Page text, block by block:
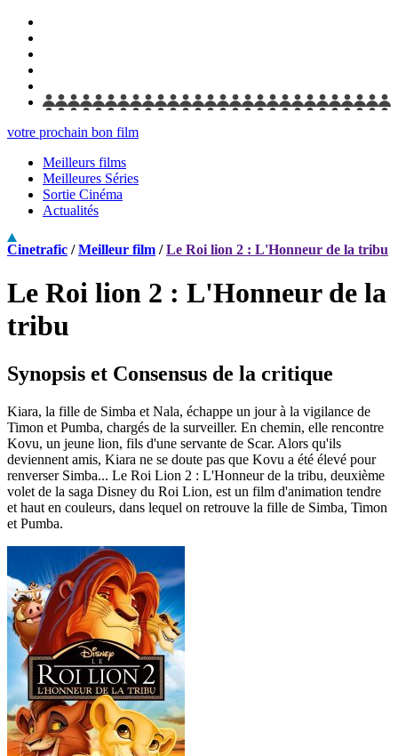
votre prochain bon film
Meilleurs films
Meilleures Séries
Sortie Cinéma
Actualités
Cinetrafic /Meilleur film /Le Roi lion 2 : L'Honneur de la tribu
Le Roi lion 2 : L'Honneur de la
tribu
Synopsis et Consensus de la critique
Kiara, la fille de Simba et Nala, échappe un jour à la vigilance de
Timon et Pumba, chargés de la surveiller. En chemin, elle rencontre
Kovu, un jeune lion, fils d'une servante de Scar. Alors qu'ils
deviennent amis, Kiara ne se doute pas que Kovu a été élevé pour
renverser Simba... Le Roi Lion 2 : L'Honneur de la tribu, deuxième
volet de la saga Disney du Roi Lion, est un film d'animation tendre
et haut en couleurs, dans lequel on retrouve la fille de Simba, Timon
et Pumba.